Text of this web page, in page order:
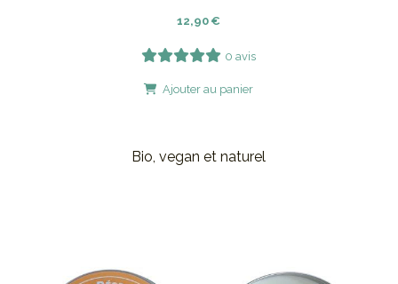
12,90 €
0 avis
Ajouter au panier
Bio, vegan et naturel